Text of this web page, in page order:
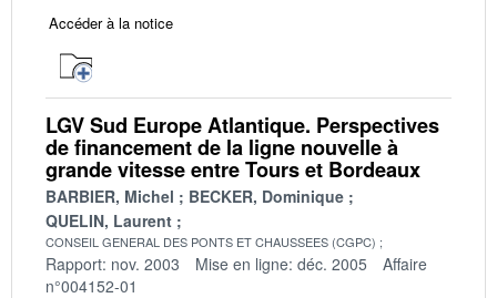
Accéder à la notice
LGV Sud Europe Atlantique. Perspectives
de financement de la ligne nouvelle à
grande vitesse entre Tours et Bordeaux
BARBIER, Michel
BECKER, Dominique
QUELIN, Laurent
CONSEIL GENERAL DES PONTS ET CHAUSSEES (CGPC)
Rapport: nov. 2003 Mise en ligne: déc. 2005
Affaire
n°004152-01